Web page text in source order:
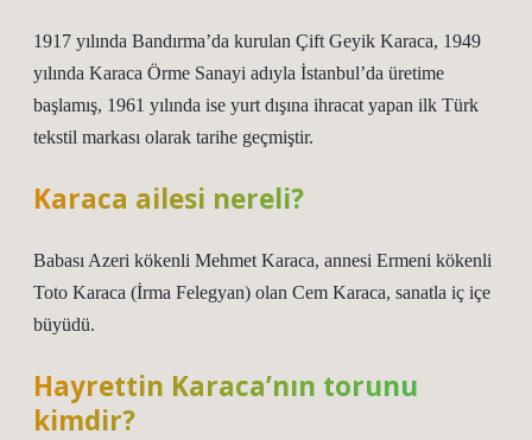
1917 yılında Bandırma’da kurulan Çift Geyik Karaca, 1949
yılında Karaca Örme Sanayi adıyla İstanbul’da üretime
başlamış, 1961 yılında ise yurt dışına ihracat yapan ilk Türk
tekstil markası olarak tarihe geçmiştir.
Karaca ailesi nereli?
Babası Azeri kökenli Mehmet Karaca, annesi Ermeni kökenli
Toto Karaca (İrma Felegyan) olan Cem Karaca, sanatla iç içe
büyüdü.
Hayrettin Karaca’nın torunu
kimdir?